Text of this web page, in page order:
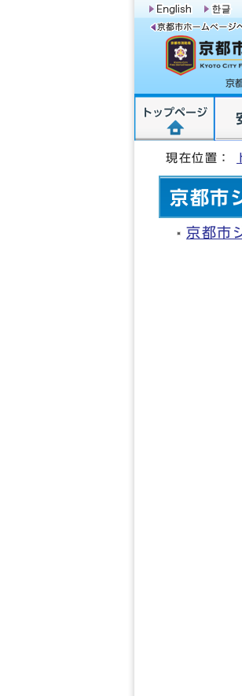
京
トップページ
現在位置：
京都市
京都市